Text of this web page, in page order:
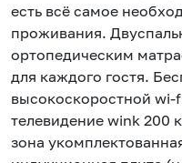
есть всё самое
проживания.
ортопедическим
для каждого гостя.
высокоскоростной wi-
телевидение wink 200
зона